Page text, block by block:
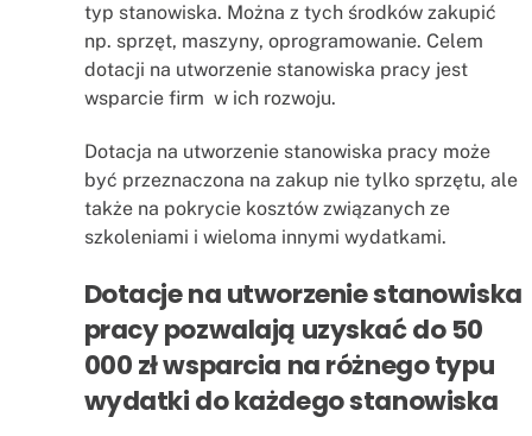
typ stanowiska. Można z tych środków zakupić
np. sprzęt, maszyny, oprogramowanie. Celem
dotacji na utworzenie stanowiska pracy jest
wsparcie firm w ich rozwoju.
Dotacja na utworzenie stanowiska pracy może
być przeznaczona na zakup nie tylko sprzętu, ale
także na pokrycie kosztów związanych ze
szkoleniami i wieloma innymi wydatkami.
Dotacje na utworzenie stanowiska
pracy pozwalają uzyskać do 50
000 zł wsparcia na różnego typu
wydatki do każdego stanowiska